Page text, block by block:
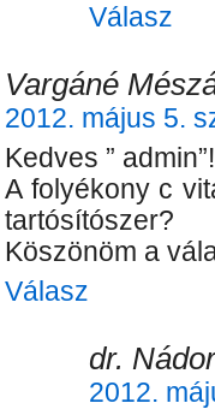
Válasz
Vargáné
2012. május 5.
Kedves ” admin”!
A folyékony c
tartósítószer?
Köszönöm a
Válasz
dr.
2012.